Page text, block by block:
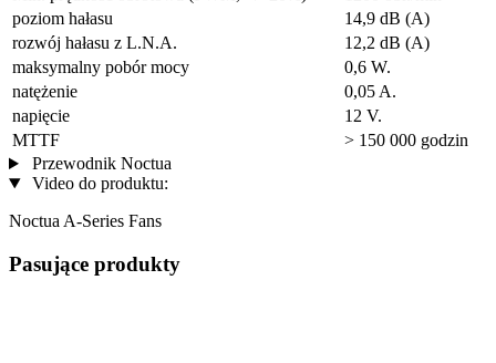
poziom hałasu
14,9 dB (A)
rozwój hałasu z L.N.A.
12,2 dB (A)
maksymalny pobór mocy
0,6 W.
natężenie
0,05 A.
napięcie
12 V.
MTTF
> 150 000 godzin
Przewodnik Noctua
Video do produktu:
Noctua A-Series Fans
Pasujące produkty